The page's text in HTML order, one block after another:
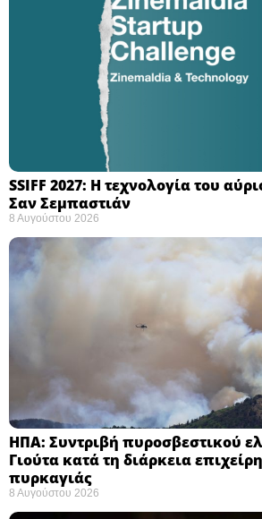
SSIFF 2027: Η τεχνολογία του
Σαν Σεμπαστιάν ​
8 Αυγούστου 2026
ΗΠΑ: Συντριβή πυροσβεστικού
Γιούτα κατά τη διάρκεια
πυρκαγιάς ​
8 Αυγούστου 2026